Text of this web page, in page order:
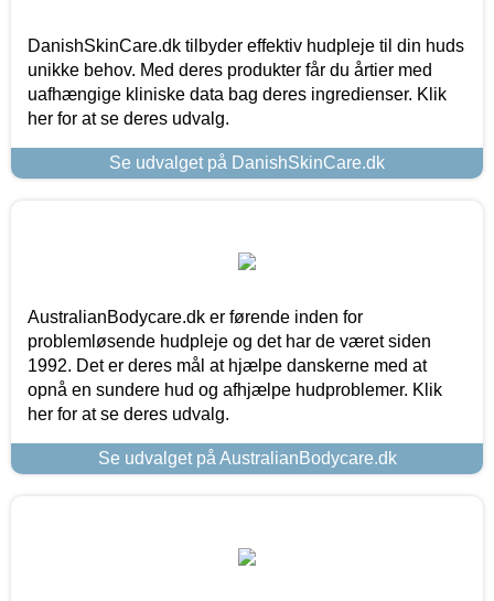
DanishSkinCare.dk tilbyder effektiv hudpleje til din huds
unikke behov. Med deres produkter får du årtier med
uafhængige kliniske data bag deres ingredienser. Klik
her for at se deres udvalg.
Se udvalget på DanishSkinCare.dk
AustralianBodycare.dk er førende inden for
problemløsende hudpleje og det har de været siden
1992. Det er deres mål at hjælpe danskerne med at
opnå en sundere hud og afhjælpe hudproblemer. Klik
her for at se deres udvalg.
Se udvalget på AustralianBodycare.dk